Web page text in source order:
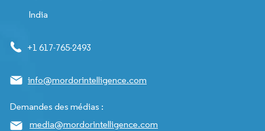
India
+1 617-765-2493
info@mordorintelligence.com
Demandes des médias :
media@mordorintelligence.com